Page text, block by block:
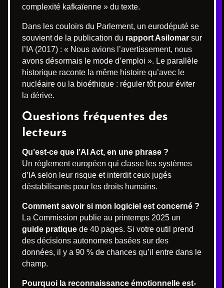
complexité kafkaïenne » du texte.
Dans les couloirs du Parlement, un eurodéputé se
souvient de la publication du rapport Asilomar sur
l’IA (2017) : « Nous avions l’avertissement, nous
avons désormais le mode d’emploi ». Le parallèle
historique raconte la même histoire qu’avec le
nucléaire ou la bioéthique : réguler tôt pour éviter
la dérive.
Questions fréquentes des
lecteurs
Qu’est-ce que l’AI Act, en une phrase ?
Un règlement européen qui classe les systèmes
d’IA selon leur risque et interdit ceux jugés
déstabilisants pour les droits humains.
Comment savoir si mon logiciel est concerné ?
La Commission publie au printemps 2025 un
guide pratique de 40 pages. Si votre outil prend
des décisions autonomes basées sur des
données, il y a 90 % de chances qu’il entre dans le
champ.
Pourquoi la reconnaissance émotionnelle est-